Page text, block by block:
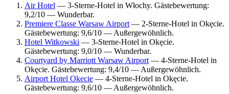
Air Hotel — 3-Sterne-Hotel in Włochy. Gästebewertung:
9,2/10 — Wunderbar.
Premiere Classe Warsaw Airport — 2-Sterne-Hotel in Okęcie.
Gästebewertung: 9,6/10 — Außergewöhnlich.
Hotel Witkowski — 3-Sterne-Hotel in Okęcie.
Gästebewertung: 9,0/10 — Wunderbar.
Courtyard by Marriott Warsaw Airport — 4-Sterne-Hotel in
Okęcie. Gästebewertung: 9,4/10 — Außergewöhnlich.
Airport Hotel Okecie — 4-Sterne-Hotel in Okęcie.
Gästebewertung: 9,6/10 — Außergewöhnlich.